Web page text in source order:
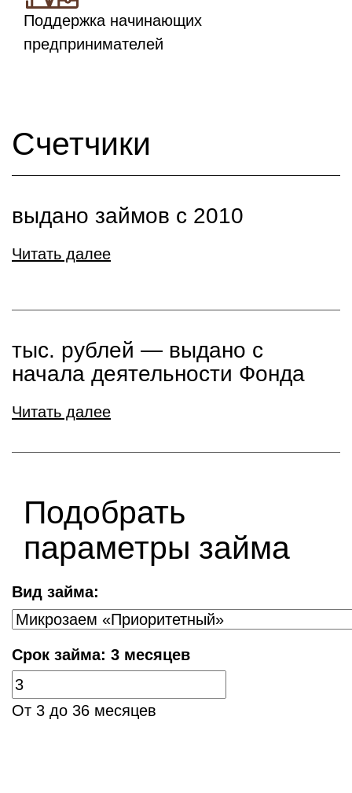
Поддержка начинающих
предпринимателей
Счетчики
выдано займов с 2010
Читать далее
тыс. рублей ― выдано с
начала деятельности Фонда
Читать далее
Подобрать
параметры займа
Вид займа:
Срок займа: 3 месяцев
От 3 до 36 месяцев